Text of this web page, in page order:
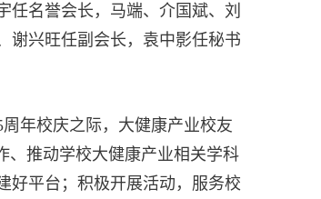
任名誉会长，马端、介国斌、刘
谢兴旺任副会长，袁中影任秘书
年校庆之际，大健康产业校友
、推动学校大健康产业相关学科
好平台；积极开展活动，服务校